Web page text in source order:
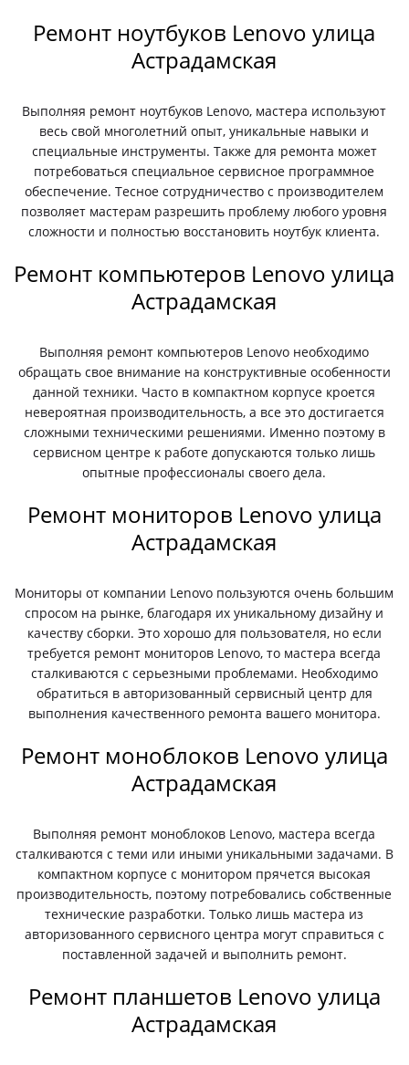
Ремонт ноутбуков Lenovo улица
Астрадамская
Выполняя ремонт ноутбуков Lenovo, мастера используют
весь свой многолетний опыт, уникальные навыки и
специальные инструменты. Также для ремонта может
потребоваться специальное сервисное программное
обеспечение. Тесное сотрудничество с производителем
позволяет мастерам разрешить проблему любого уровня
сложности и полностью восстановить ноутбук клиента.
Ремонт компьютеров Lenovo улица
Астрадамская
Выполняя ремонт компьютеров Lenovo необходимо
обращать свое внимание на конструктивные особенности
данной техники. Часто в компактном корпусе кроется
невероятная производительность, а все это достигается
сложными техническими решениями. Именно поэтому в
сервисном центре к работе допускаются только лишь
опытные профессионалы своего дела.
Ремонт мониторов Lenovo улица
Астрадамская
Мониторы от компании Lenovo пользуются очень большим
спросом на рынке, благодаря их уникальному дизайну и
качеству сборки. Это хорошо для пользователя, но если
требуется ремонт мониторов Lenovo, то мастера всегда
сталкиваются с серьезными проблемами. Необходимо
обратиться в авторизованный сервисный центр для
выполнения качественного ремонта вашего монитора.
Ремонт моноблоков Lenovo улица
Астрадамская
Выполняя ремонт моноблоков Lenovo, мастера всегда
сталкиваются с теми или иными уникальными задачами. В
компактном корпусе с монитором прячется высокая
производительность, поэтому потребовались собственные
технические разработки. Только лишь мастера из
авторизованного сервисного центра могут справиться с
поставленной задачей и выполнить ремонт.
Ремонт планшетов Lenovo улица
Астрадамская